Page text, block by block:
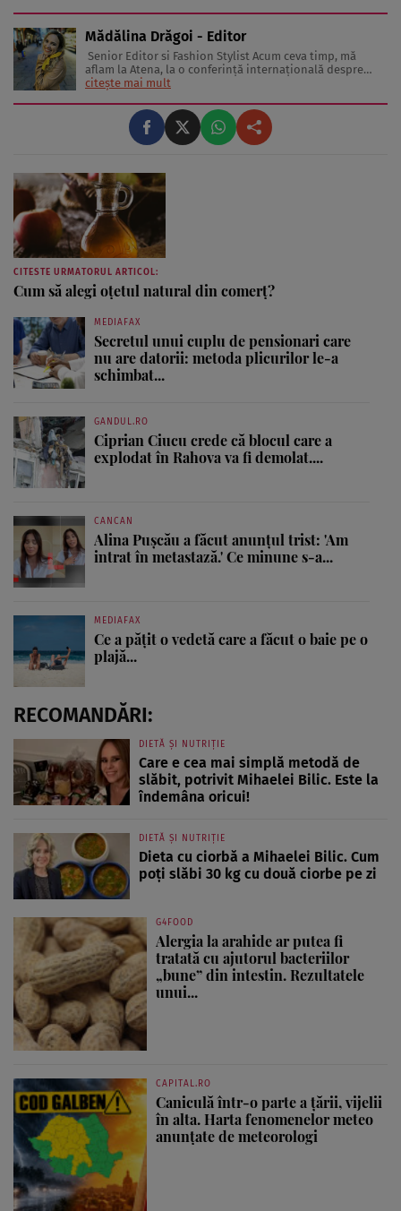
lumii. ...
Mădălina Drăgoi - Editor
Senior Editor si Fashion Stylist Acum ceva timp, mă
aflam la Atena, la o conferinţă internaţională despre
frumuseţe şi industria de profil. În sală erau jurnaliste
Multe dintre ele erau parcă scoase din paginile
revistelor pentru ...
citește mai mult
CITESTE URMATORUL ARTICOL:
Cum să alegi oțetul natural din comerț?
MEDIAFAX
Secretul unui cuplu de pensionari care
nu are datorii: metoda plicurilor le-a
schimbat...
GANDUL.RO
Ciprian Ciucu crede că blocul care a
explodat în Rahova va fi demolat....
CANCAN
Alina Pușcău a făcut anunțul trist: 'Am
intrat în metastază.' Ce minune s-a...
MEDIAFAX
Ce a pățit o vedetă care a făcut o baie pe o
plajă...
RECOMANDĂRI:
DIETĂ ȘI NUTRIȚIE
Care e cea mai simplă metodă de
slăbit, potrivit Mihaelei Bilic. Este la
îndemâna oricui!
DIETĂ ȘI NUTRIȚIE
Dieta cu ciorbă a Mihaelei Bilic. Cum
poți slăbi 30 kg cu două ciorbe pe zi
G4FOOD
Alergia la arahide ar putea fi
tratată cu ajutorul bacteriilor
„bune” din intestin. Rezultatele
unui...
CAPITAL.RO
Caniculă într-o parte a țării, vijelii
în alta. Harta fenomenelor meteo
anunțate de meteorologi